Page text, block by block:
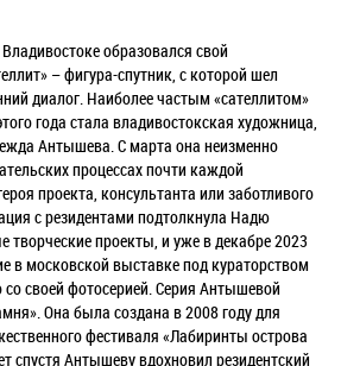
образовался свой
– фигура-спутник, с которой шел
диалог. Наиболее частым «сателлитом»
года стала владивостокская художница,
Антышева. С марта она неизменно
процессах почти каждой
проекта, консультанта или заботливого
с резидентами подтолкнула Надю
творческие проекты, и уже в декабре 2023
в московской выставке под кураторством
своей фотосерией. Серия Антышевой
Она была создана в 2008 году для
фестиваля «Лабиринты острова
спустя Антышеву вдохновил резидентский